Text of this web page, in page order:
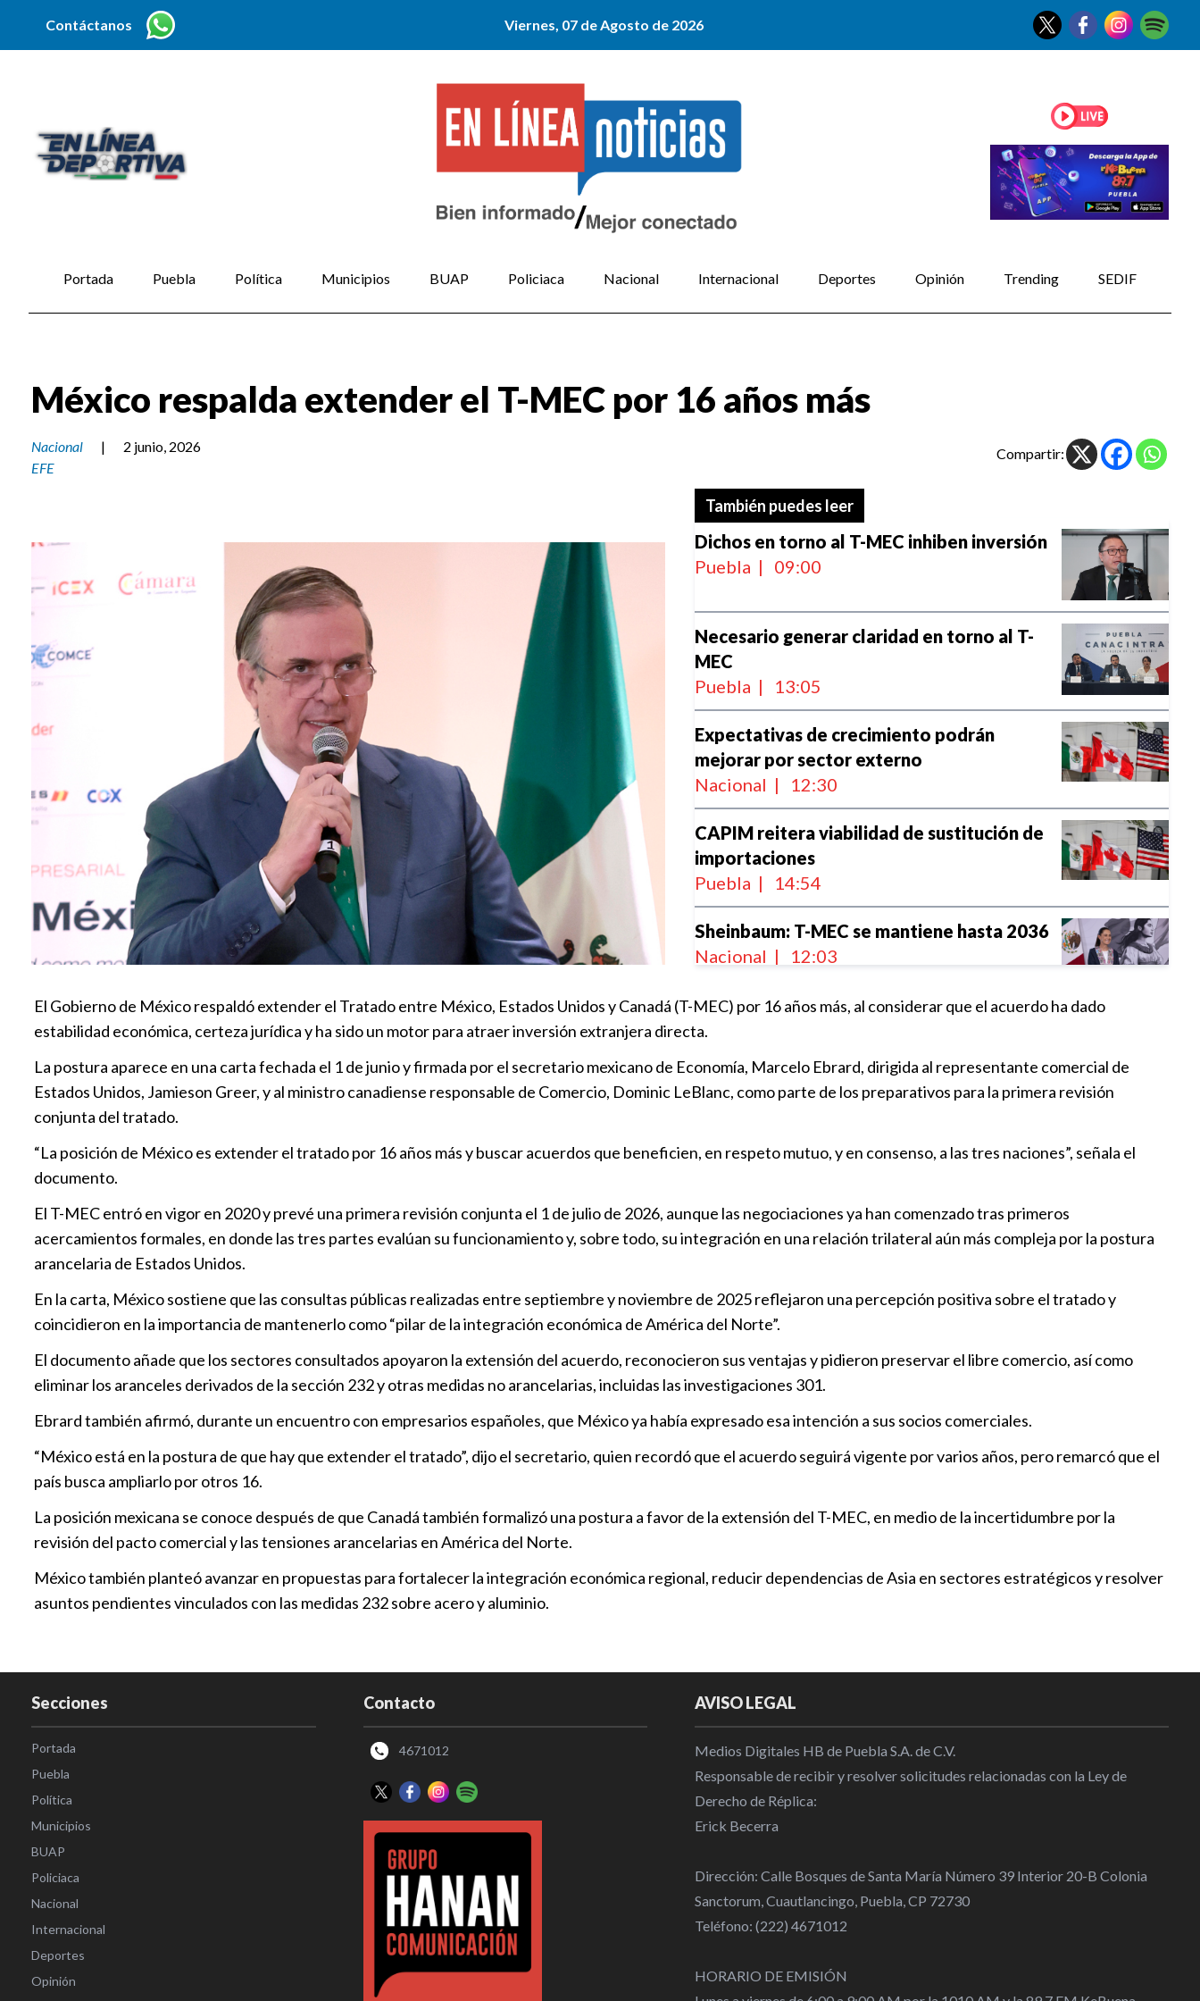
Contáctanos Viernes, 07 de Agosto de 2026
Portada Puebla Política Municipios BUAP Policiaca Nacional Internacional Deportes Opinión Trending SEDIF
México respalda extender el T-MEC por 16 años más
Nacional |
2 junio, 2026
EFE
Compartir:
También puedes leer
Dichos en torno al T-MEC inhiben inversión
Puebla | 09:00
Necesario generar claridad en torno al T-
MEC
Puebla | 13:05
Expectativas de crecimiento podrán
mejorar por sector externo
Nacional | 12:30
CAPIM reitera viabilidad de sustitución de
importaciones
Puebla | 14:54
Sheinbaum: T-MEC se mantiene hasta 2036
Nacional | 12:03
T-MEC no se termina ni se vuelve bilateral
Puebla | 13:21
Evitar aranceles con proveeduría local,
estrategia de Mexico´s Industry Supply
Necesario reconocer peso de migrantes y
de sectores económicos en el T-MEC
Puebla | 15:29
Inversión extranjera en México alcanza
récord de 23.591 MDD
El Gobierno de México respaldó extender el Tratado entre México, Estados Unidos y Canadá (T-MEC) por 16 años más, al considerar que el acuerdo ha dado
estabilidad económica, certeza jurídica y ha sido un motor para atraer inversión extranjera directa.
La postura aparece en una carta fechada el 1 de junio y firmada por el secretario mexicano de Economía, Marcelo Ebrard, dirigida al representante comercial de
Estados Unidos, Jamieson Greer, y al ministro canadiense responsable de Comercio, Dominic LeBlanc, como parte de los preparativos para la primera revisión
conjunta del tratado.
“La posición de México es extender el tratado por 16 años más y buscar acuerdos que beneficien, en respeto mutuo, y en consenso, a las tres naciones”, señala el
documento.
El T-MEC entró en vigor en 2020 y prevé una primera revisión conjunta el 1 de julio de 2026, aunque las negociaciones ya han comenzado tras primeros
acercamientos formales, en donde las tres partes evalúan su funcionamiento y, sobre todo, su integración en una relación trilateral aún más compleja por la postura
arancelaria de Estados Unidos.
En la carta, México sostiene que las consultas públicas realizadas entre septiembre y noviembre de 2025 reflejaron una percepción positiva sobre el tratado y
coincidieron en la importancia de mantenerlo como “pilar de la integración económica de América del Norte”.
El documento añade que los sectores consultados apoyaron la extensión del acuerdo, reconocieron sus ventajas y pidieron preservar el libre comercio, así como
eliminar los aranceles derivados de la sección 232 y otras medidas no arancelarias, incluidas las investigaciones 301.
Ebrard también afirmó, durante un encuentro con empresarios españoles, que México ya había expresado esa intención a sus socios comerciales.
“México está en la postura de que hay que extender el tratado”, dijo el secretario, quien recordó que el acuerdo seguirá vigente por varios años, pero remarcó que el
país busca ampliarlo por otros 16.
La posición mexicana se conoce después de que Canadá también formalizó una postura a favor de la extensión del T-MEC, en medio de la incertidumbre por la
revisión del pacto comercial y las tensiones arancelarias en América del Norte.
México también planteó avanzar en propuestas para fortalecer la integración económica regional, reducir dependencias de Asia en sectores estratégicos y resolver
asuntos pendientes vinculados con las medidas 232 sobre acero y aluminio.
Secciones
Portada
Puebla
Política
Municipios
BUAP
Policiaca
Nacional
Internacional
Deportes
Opinión
Contacto
4671012
AVISO LEGAL
Medios Digitales HB de Puebla S.A. de C.V.
Responsable de recibir y resolver solicitudes relacionadas con la Ley de
Derecho de Réplica:
Erick Becerra
Dirección: Calle Bosques de Santa María Número 39 Interior 20-B Colonia
Sanctorum, Cuautlancingo, Puebla, CP 72730
Teléfono: (222) 4671012
HORARIO DE EMISIÓN